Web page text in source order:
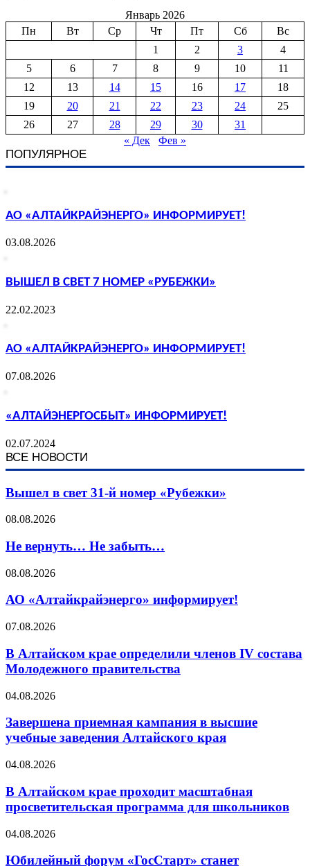
Январь 2026
Пн
Вт Ср Чт Пт Сб
Вс
1
2 3
4
5
6 7 8 9 10
11
12
13 14 15 16 17
18
19
20 21 22 23 24
25
26
27 28 29 30
31
« Дек
Фев »
ПОПУЛЯРНОЕ
АО «АЛТАЙКРАЙЭНЕРГО» ИНФОРМИРУЕТ!
03.08.2026
ВЫШЕЛ В СВЕТ 7 НОМЕР «РУБЕЖКИ»
22.02.2023
АО «АЛТАЙКРАЙЭНЕРГО» ИНФОРМИРУЕТ!
07.08.2026
«АЛТАЙЭНЕРГОСБЫТ» ИНФОРМИРУЕТ!
02.07.2024
ВСЕ НОВОСТИ
Вышел в свет 31-й номер «Рубежки»
08.08.2026
Не вернуть… Не забыть…
08.08.2026
АО «Алтайкрайэнерго» информирует!
07.08.2026
В Алтайском крае определили членов IV состава
Молодежного правительства
04.08.2026
Завершена приемная кампания в высшие
учебные заведения Алтайского края
04.08.2026
В Алтайском крае проходит масштабная
просветительская программа для школьников
04.08.2026
Юбилейный форум «ГосСтарт» станет